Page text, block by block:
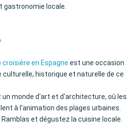
gastronomie locale.
croisière en Espagne est une occasion
culturelle, historique et naturelle de ce
un monde d'art et d'architecture, où les
à l'animation des plages urbaines.
et dégustez la cuisine locale.